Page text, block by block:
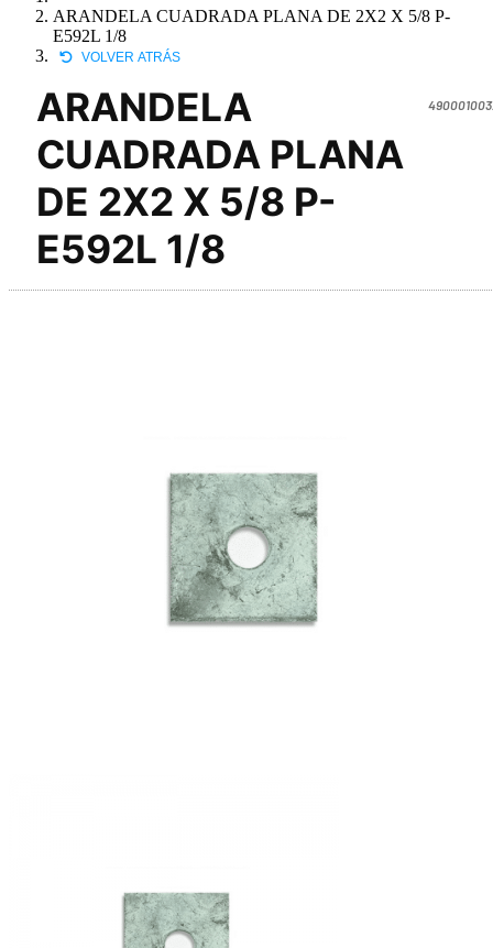
ARANDELA CUADRADA PLANA DE 2X2 X 5/8 P-
E592L 1/8
VOLVER ATRÁS
ARANDELA
CUADRADA PLANA
DE 2X2 X 5/8 P-
E592L 1/8